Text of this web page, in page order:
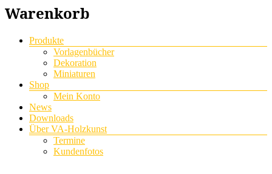
Warenkorb
Menü
Produkte
Vorlagenbücher
Dekoration
Miniaturen
Shop
Mein Konto
News
Downloads
Über VA-Holzkunst
Termine
Kundenfotos